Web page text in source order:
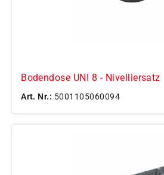
Bodendose UNI 8 - Nivelliersatz
Art. Nr.: 5001105060094